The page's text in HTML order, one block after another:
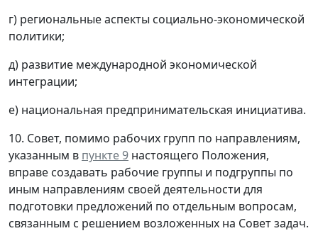
г) региональные аспекты социально-экономической
политики;
д) развитие международной экономической
интеграции;
е) национальная предпринимательская инициатива.
10. Совет, помимо рабочих групп по направлениям,
указанным в пункте 9 настоящего Положения,
вправе создавать рабочие группы и подгруппы по
иным направлениям своей деятельности для
подготовки предложений по отдельным вопросам,
связанным с решением возложенных на Совет задач.